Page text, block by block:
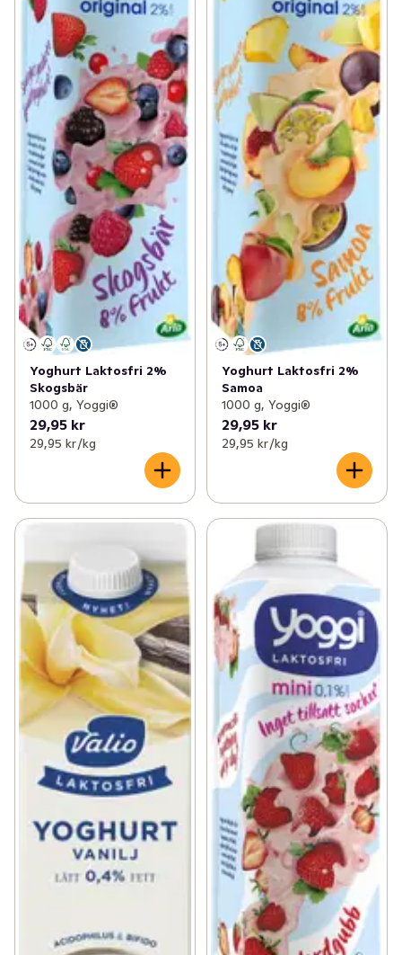
Yoghurt Laktosfri 2%
Skogsbär
1000 g, Yoggi®
29,95 kr
29,95 kr /kg
Yoghurt Laktosfri 2%
Samoa
1000 g, Yoggi®
29,95 kr
29,95 kr /kg